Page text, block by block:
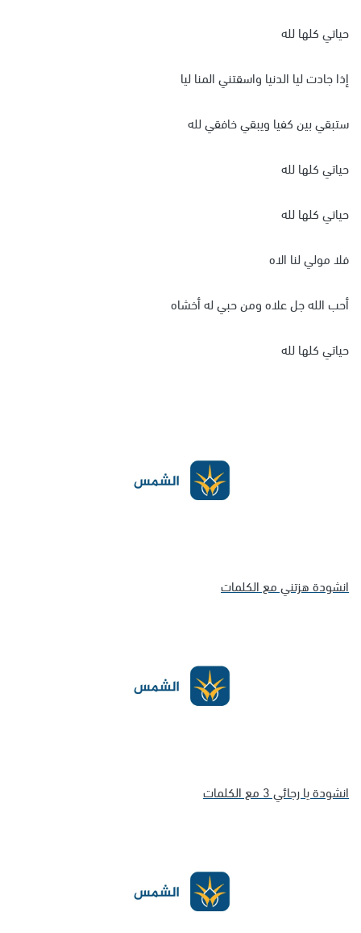
حياتي كلها لله
إذا جادت ليا الدنيا واسقتني المنا ليا
ستبقي بين كفيا ويبقي خافقي لله
حياتي كلها لله
حياتي كلها لله
فلا مولي لنا الاه
أحب الله جل علاه ومن حبي له أخشاه
حياتي كلها لله
انشودة هزتني مع الكلمات
انشودة يا رجائي 3 مع الكلمات